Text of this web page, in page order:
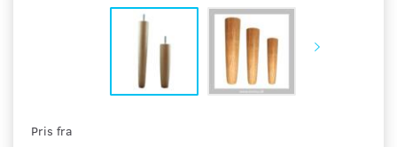
Pris fra